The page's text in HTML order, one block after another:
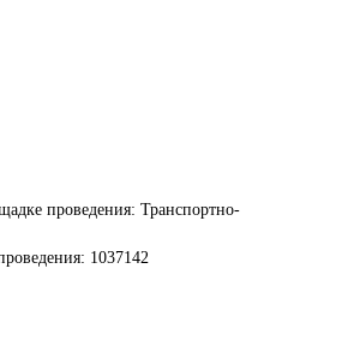
проведения: Транспортно-
1037142